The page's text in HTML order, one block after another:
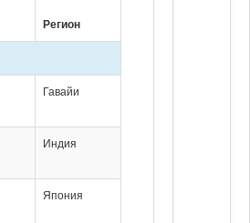
Регион
Гавайи
Индия
Япония